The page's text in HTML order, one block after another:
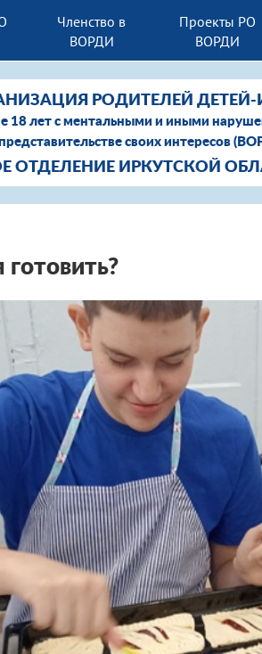
Членство в
ВОРДИ
Проекты РО
ВОРДИ
РОДИТЕЛЕЙ
18 лет с ментальными и иными
своих интересов
ОТДЕЛЕНИЕ ИРКУТСКОЙ
готовить?